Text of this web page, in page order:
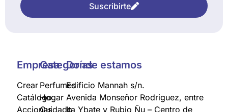
Suscribirte
Empresa
Crear
Catálogo
Acciones
Categorías
Perfumes
Hogar
Cuidado
Donde estamos
Edificio Mannah s/n.
Avenida Monseñor Rodriguez, entre
Ita Ybate y Rubio Ñu – Centro de